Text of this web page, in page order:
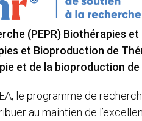
(PEPR) Biothérapies
et Bioproduction de
et de la bioproduction
le programme de
au maintien de